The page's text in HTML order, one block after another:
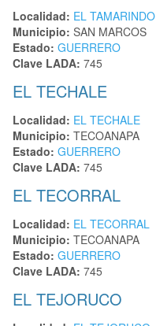
Localidad: EL TAMARINDO
Municipio: SAN MARCOS
Estado: GUERRERO
Clave LADA: 745
EL TECHALE
Localidad: EL TECHALE
Municipio: TECOANAPA
Estado: GUERRERO
Clave LADA: 745
EL TECORRAL
Localidad: EL TECORRAL
Municipio: TECOANAPA
Estado: GUERRERO
Clave LADA: 745
EL TEJORUCO